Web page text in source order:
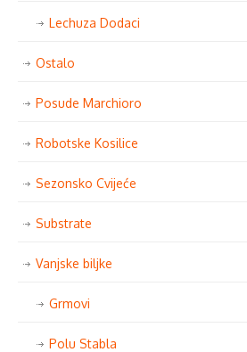
Lechuza Dodaci
Ostalo
Posude Marchioro
Robotske Kosilice
Sezonsko Cvijeće
Substrate
Vanjske biljke
Grmovi
Polu Stabla